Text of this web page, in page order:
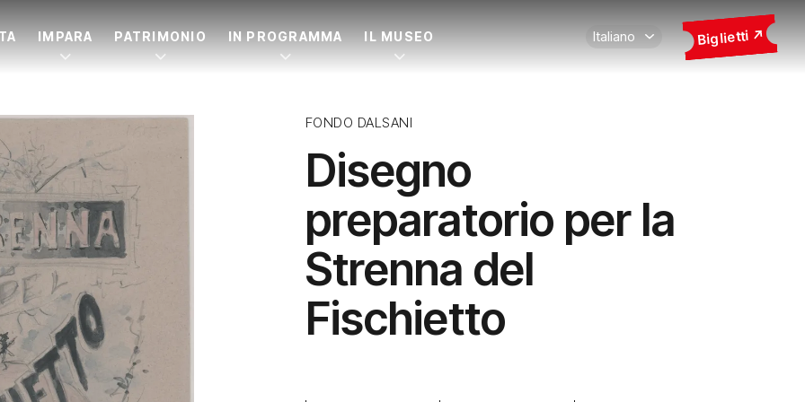
IMPARA PATRIMONIO IN PROGRAMMA IL MUSEO Biglietti
FONDO DALSANI
Disegno
preparatorio per la
Strenna del
Fischietto